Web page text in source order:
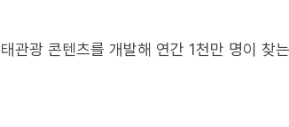
관광 콘텐츠를 개발해 연간 1천만 명이 찾는